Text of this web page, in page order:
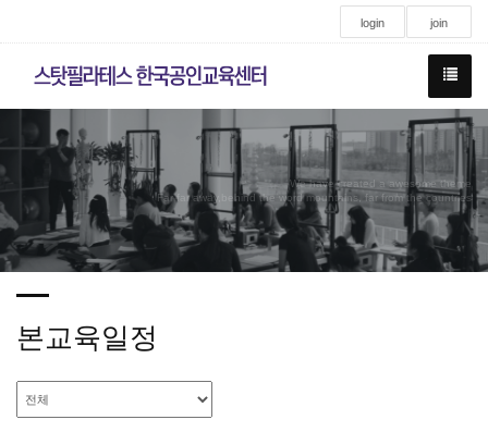
login join
We have created a awesome theme
Far far away,behind the word mountains, far from the countries
본교육일정